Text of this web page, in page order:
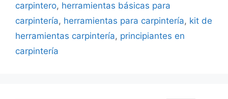
carpintero, herramientas básicas para
carpintería, herramientas para carpintería, kit de
herramientas carpintería, principiantes en
carpintería